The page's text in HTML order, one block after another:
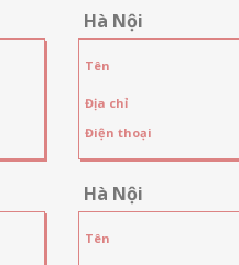
Hà Nội
Tên
Địa chỉ
Điện thoại
Hà Nội
Tên